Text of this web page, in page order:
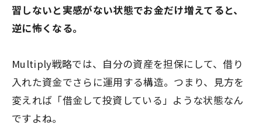
習しないと実感がない状態でお金だけ増えてると、
逆に怖くなる。
Multiply戦略では、自分の資産を担保にして、借り
入れた資金でさらに運用する構造。つまり、見方を
変えれば「借金して投資している」ような状態なん
ですよね。